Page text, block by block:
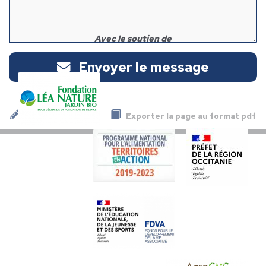
Envoyer le message
Exporter la page au format pdf
Avec le soutien de